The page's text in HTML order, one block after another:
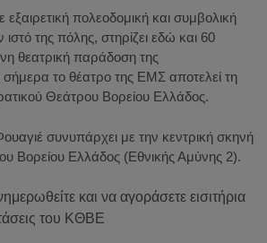
εξαιρετική πολεοδομική και συμβολική
ιστό της πόλης, στηρίζει εδώ και 60
θεατρική παράδοση της
το θέατρο της ΕΜΣ αποτελεί τη
Θεάτρου Βορείου Ελλάδος.
συνυπάρχει με την κεντρική σκηνή
Βορείου Ελλάδος (Εθνικής Αμύνης 2).
και να αγοράσετε εισιτήρια
του ΚΘΒΕ